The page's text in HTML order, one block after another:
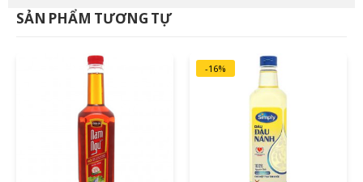
33,000 ₫.
SẢN PHẨM TƯƠNG TỰ
-16%